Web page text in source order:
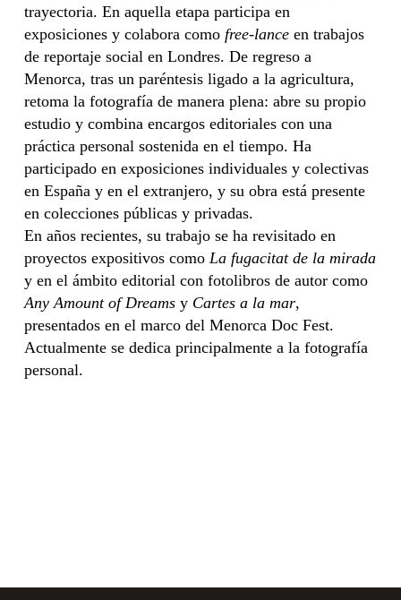
trayectoria. En aquella etapa participa en
exposiciones y colabora como free-lance en trabajos
de reportaje social en Londres. De regreso a
Menorca, tras un paréntesis ligado a la agricultura,
retoma la fotografía de manera plena: abre su propio
estudio y combina encargos editoriales con una
práctica personal sostenida en el tiempo. Ha
participado en exposiciones individuales y colectivas
en España y en el extranjero, y su obra está presente
en colecciones públicas y privadas.
En años recientes, su trabajo se ha revisitado en
proyectos expositivos comoLa fugacitat de la mirada
y en el ámbito editorial con fotolibros de autor como
Any Amount of Dreams y Cartes a la mar,
presentados en el marco del Menorca Doc Fest.
Actualmente se dedica principalmente a la fotografía
personal.